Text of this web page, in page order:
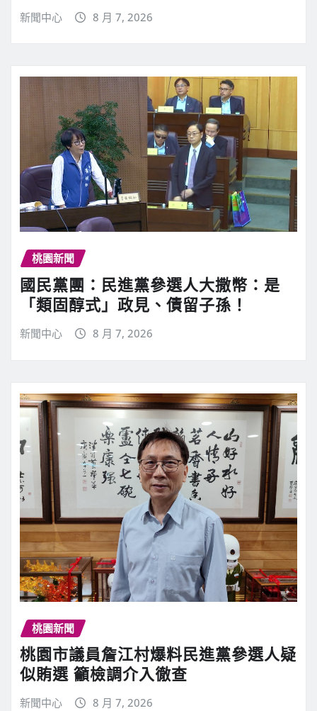
新聞中心 8 月 7, 2026
桃園新聞
國民黨團：民進黨參選人大撒幣：是
「類固醇式」政見、債留子孫！
新聞中心 8 月 7, 2026
桃園新聞
桃園市議員詹江村爆料民進黨參選人疑
似賄選 籲檢調介入徹查
新聞中心 8 月 7, 2026